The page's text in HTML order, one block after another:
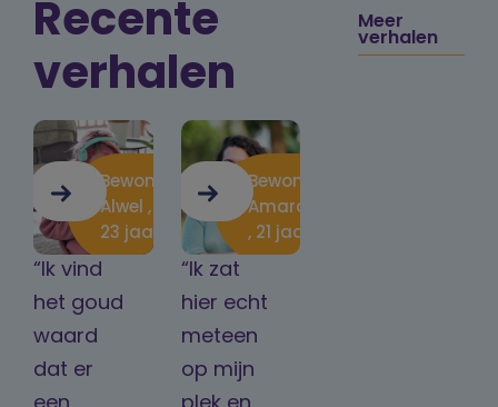
Recente
verhalen
Meer
verhalen
Bewoner
Alwel ,
23 jaar
“Ik vind
het goud
waard
dat er
Bewoner
Amarant
, 21 jaar
“Ik zat
hier echt
meteen
op mijn